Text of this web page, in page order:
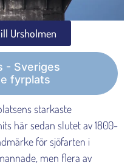
Ursholmen
- Sveriges
fyrplats
starkaste
här sedan slutet av 1800-
för sjöfarten i
men flera av